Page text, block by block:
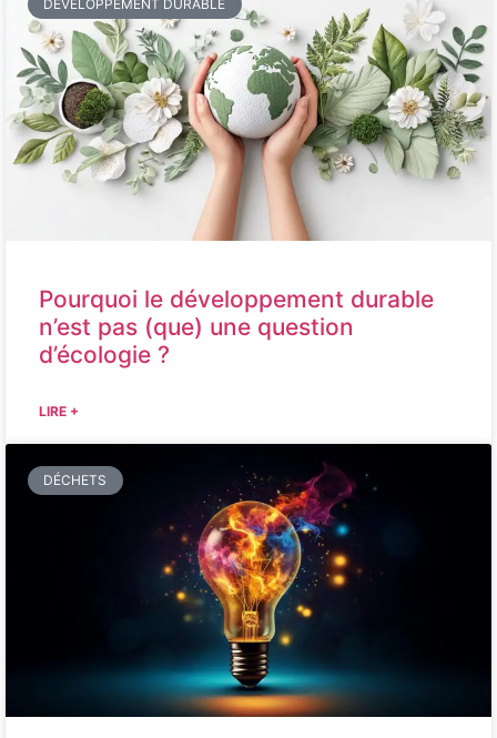
DÉVELOPPEMENT DURABLE
Pourquoi le développement durable
n’est pas (que) une question
d’écologie ?
LIRE +
DÉCHETS